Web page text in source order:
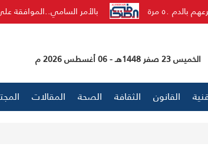
بالأمر السامي..الموافقة على تعيين أعضاء
الخميس 23 صفر 1448هـ - 06 أغسطس 2026 م
القانون الثقافة الصحة المقالات